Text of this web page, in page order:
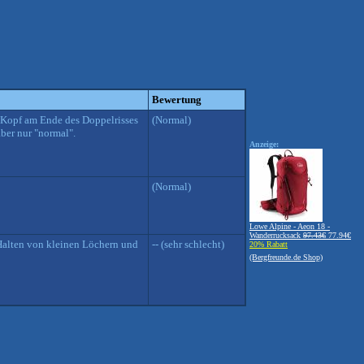
Bewertung
am Ende des Doppelrisses
nur "normal".
(Normal)
(Normal)
von kleinen Löchern und -- (sehr schlecht)
Anzeige:
Lowe Alpine - Aeon 18 -
Wanderrucksack 97.43€ 77.94€
20% Rabatt
(Bergfreunde.de Shop)